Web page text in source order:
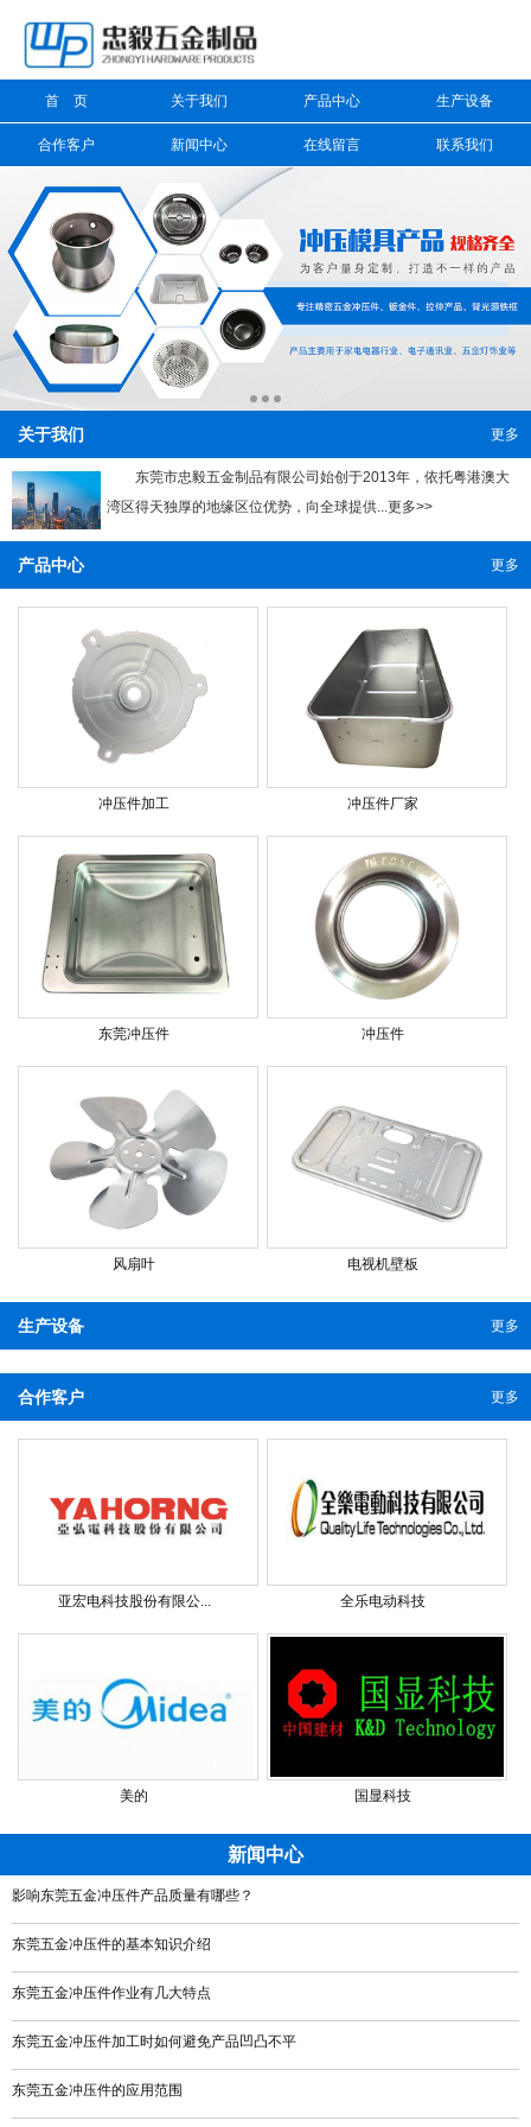
首 页 关于我们 产品中心 生产设备
合作客户 新闻中心 在线留言 联系我们
更多
关于我们
东莞市忠毅五金制品有限公司始创于2013年，依托粤港澳大
湾区得天独厚的地缘区位优势，向全球提供...更多>>
更多
产品中心
冲压件加工 冲压件厂家
东莞冲压件 冲压件
风扇叶 电视机壁板
更多
生产设备
更多
合作客户
亚宏电科技股份有限公... 全乐电动科技
美的 国显科技
新闻中心
影响东莞五金冲压件产品质量有哪些？
东莞五金冲压件的基本知识介绍
东莞五金冲压件作业有几大特点
东莞五金冲压件加工时如何避免产品凹凸不平
东莞五金冲压件的应用范围
搜索